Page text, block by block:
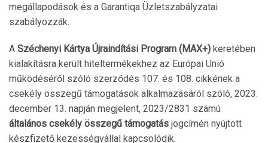
megállapodások és a Garantiqa Üzletszabályzatai
szabályozzák.
A Széchenyi Kártya Újraindítási Program (MAX+) keretében
kialakításra került hiteltermékekhez az Európai Unió
működéséről szóló szerződés 107. és 108. cikkének a
csekély összegű támogatások alkalmazásáról szóló, 2023.
december 13. napján megjelent, 2023/2831 számú
általános csekély összegű támogatás jogcímén nyújtott
készfizető kezességvállal kapcsolódik.